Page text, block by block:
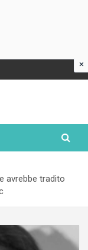
avrebbe tradito
×